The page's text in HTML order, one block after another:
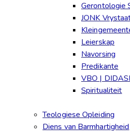
Gerontologie
JONK
Leierskap
Navorsing
Predikante
VBO |
Spiritualiteit
Teologiese Opleiding
Diens van Barmhartigheid